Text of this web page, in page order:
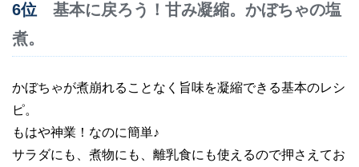
6位 基本に戻ろう！甘み凝縮。かぼちゃの塩
煮。
かぼちゃが煮崩れることなく旨味を凝縮できる基本のレシ
ピ。
もはや神業！なのに簡単♪
サラダにも、煮物にも、離乳食にも使えるので押さえてお